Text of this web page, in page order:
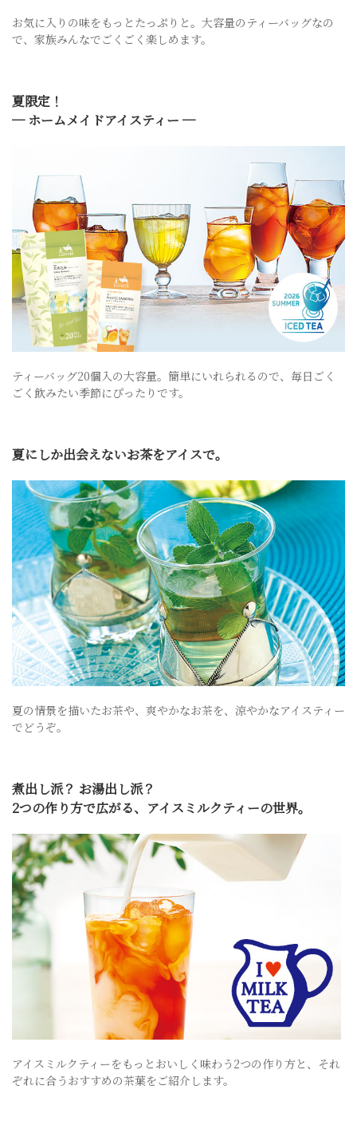
お気に入りの味をもっとたっぷりと。大容量のティーバッグなの
で、家族みんなでごくごく楽しめます。
夏限定！
─ ホームメイドアイスティー ─
ティーバッグ20個入の大容量。簡単にいれられるので、毎日ごく
ごく飲みたい季節にぴったりです。
夏にしか出会えないお茶をアイスで。
夏の情景を描いたお茶や、爽やかなお茶を、涼やかなアイスティー
でどうぞ。
煮出し派？ お湯出し派？
2つの作り方で広がる、アイスミルクティーの世界。
アイスミルクティーをもっとおいしく味わう2つの作り方と、それ
ぞれに合うおすすめの茶葉をご紹介します。